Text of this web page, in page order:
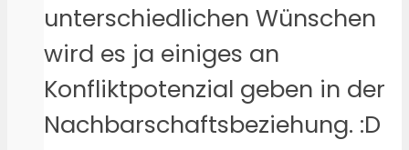
unterschiedlichen Wünschen
wird es ja einiges an
Konfliktpotenzial geben in der
Nachbarschaftsbeziehung. :D